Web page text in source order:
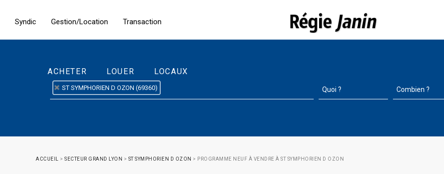
Syndic Gestion/Location Transaction
ACHETER LOUER LOCAUX
ST SYMPHORIEN D OZON (69360)
ACCUEIL > SECTEUR GRAND LYON > ST SYMPHORIEN D OZON > PROGRAMME NEUF À VENDRE À ST SYMPHORIEN D OZON